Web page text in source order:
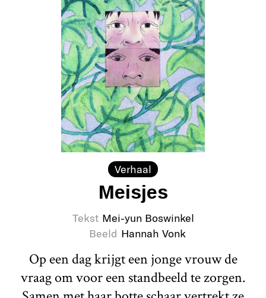
Verhaal
Meisjes
Tekst Mei-yun Boswinkel
Beeld Hannah Vonk
Op een dag krijgt een jonge vrouw de
vraag om voor een standbeeld te zorgen.